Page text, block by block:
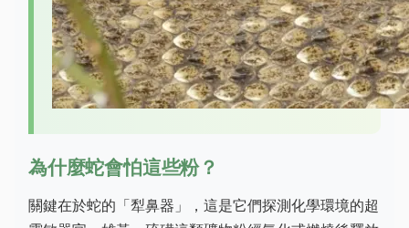
為什麼蛇會怕這些粉？
關鍵在於蛇的「犁鼻器」，這是它們探測化學環境的超